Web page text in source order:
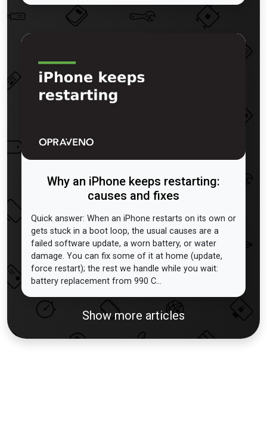
Why an iPhone keeps restarting:
causes and fixes
Quick answer: When an iPhone restarts on its own or
gets stuck in a boot loop, the usual causes are a
failed software update, a worn battery, or water
damage. You can fix some of it at home (update,
force restart); the rest we handle while you wait:
battery replacement from 990 C...
Show more articles